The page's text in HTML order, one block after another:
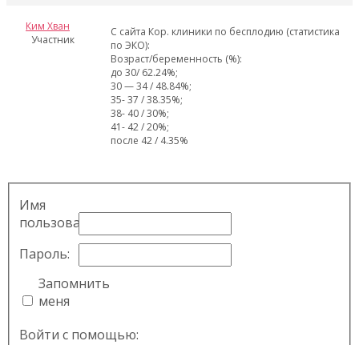
Ким Хван
Участник
С сайта Кор. клиники по бесплодию (статистика
по ЭКО):
Возраст/беременность (%):
до 30/ 62.24%;
30 — 34 / 48.84%;
35- 37 / 38.35%;
38- 40 / 30%;
41- 42 / 20%;
после 42 / 4.35%
Имя
пользователя:
Пароль:
Запомнить
меня
Войти с помощью: